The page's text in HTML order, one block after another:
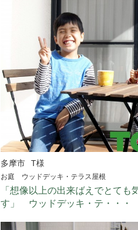
多摩市 T様
お庭 ウッドデッキ・テラス屋根
「想像以上の出来ばえでとても
す」 ウッドデッキ・テ・・・